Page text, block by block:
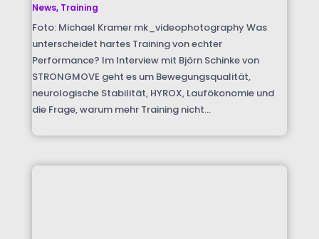
News, Training
Foto: Michael Kramer mk_videophotography Was
unterscheidet hartes Training von echter
Performance? Im Interview mit Björn Schinke von
STRONGMOVE geht es um Bewegungsqualität,
neurologische Stabilität, HYROX, Laufökonomie und
die Frage, warum mehr Training nicht...